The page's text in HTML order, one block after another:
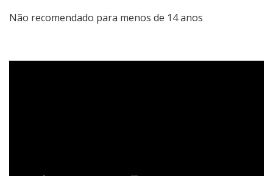
Não recomendado para menos de 14 anos